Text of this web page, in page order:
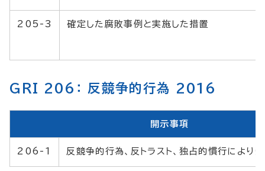
205-3 確定した腐敗事例と実施した措置
GRI 206： 反競争的行為 2016
開示事項
206-1 反競争的行為、反トラスト、独占的慣行により